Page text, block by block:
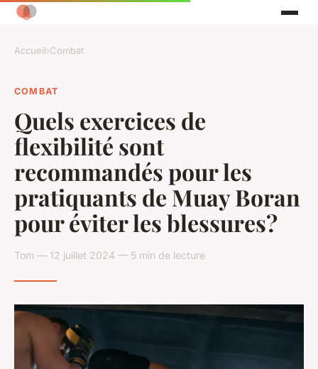
Accueil›Combat
COMBAT
Quels exercices de
flexibilité sont
recommandés pour les
pratiquants de Muay Boran
pour éviter les blessures?
Tom — 12 juillet 2024 — 5 min de lecture